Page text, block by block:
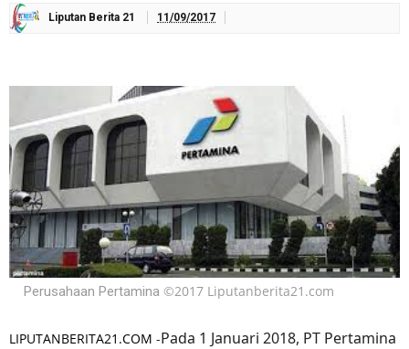
Liputan Berita 21 11/09/2017
Perusahaan Pertamina ©2017 Liputanberita21.com
LIPUTANBERITA21.COM -Pada 1 Januari 2018, PT Pertamina